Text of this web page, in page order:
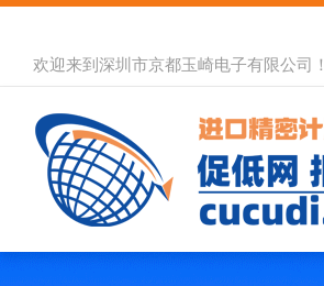
欢迎来到深圳市京都玉崎电子有限公司！